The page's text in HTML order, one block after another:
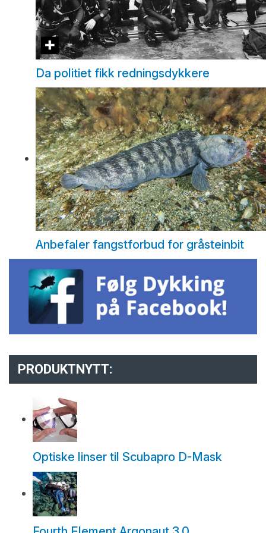
Da politiet fikk redningsdykkere
Anbefaler fangstforbud for gråsteinbit
PRODUKTNYTT:
Optiske linser til Scubapro D-Mask